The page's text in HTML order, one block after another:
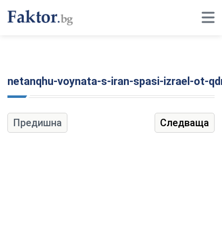
netanqhu-voynata-s-iran-spasi-izrael-ot-
Предишна Следваща